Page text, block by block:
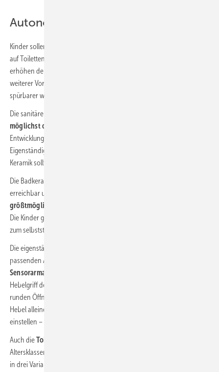
Autonomie der Kinder fördern
Kinder sollen zur Selbstständigkeit erzogen werden – auch im Hinblick
auf Toilettengang und Hygiene. Gemeisterte Herausforderungen
erhöhen den Lerneffekt und stärken das Selbstbewusstsein. Ein
weiterer Vorteil: Je autonomer die Kinder agieren können, desto
spürbarer wird das Erziehungspersonal entlastet.
Die sanitären Anlagen sollten daher so gestaltet sein, dass
möglichst ohne Hilfe selbstständig benutzen können
Entwicklung von O.novo Kids war es deshalb unser Ziel, die
Eigenständigkeit der Kinder zu fördern. Ausstattung und Design der
Keramik sollten spielerisches Lernen ermöglichen.
Die Badkeramik ist daher für Kinder unterschiedlicher Größen gut
erreichbar und zeichnet sich durch
größtmögliche Sicherheit
Die Kinder gehen intuitiv zu der für sie richtigen Höhe und werden so
zum selbstständigen Händewaschen ermutigt.
Die eigenständige Benutzung des Waschtisches wird durch die
passenden Armaturen weiter unterstützt. Zum Beispiel als
Sensorarmatur oder als Standarmatur mit farbigem Hebel.
Hebelgriff der Standarmatur sollte mit einer kinderfreundlichen,
runden Öffnung ausgeführt werden. Dadurch können die Kinder den
Hebel alleine öffnen und Wasserdruck und -temperatur selbst
einstellen – Verbrühschutz inklusive.
Auch dieToilette wächst mit
Altersklassen zum selbstständigen Handeln: Der passende WC-Sitz ist
in drei Varianten erhältlich: als großer Sitzring, als Kombination aus